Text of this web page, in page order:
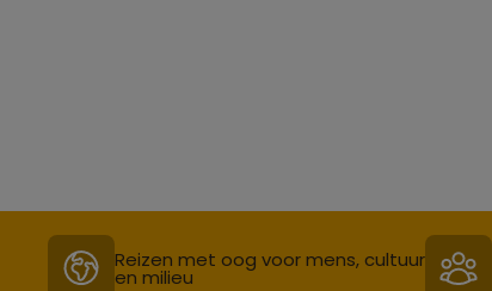
Reizen met oog voor mens, cultuur
en milieu